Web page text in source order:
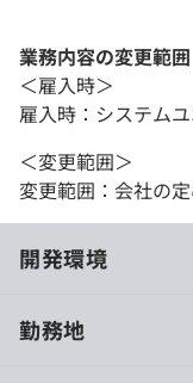
業務内容の変更範囲
＜雇入時＞
雇入時：システム
＜変更範囲＞
変更範囲：会社の
開発環境
勤務地